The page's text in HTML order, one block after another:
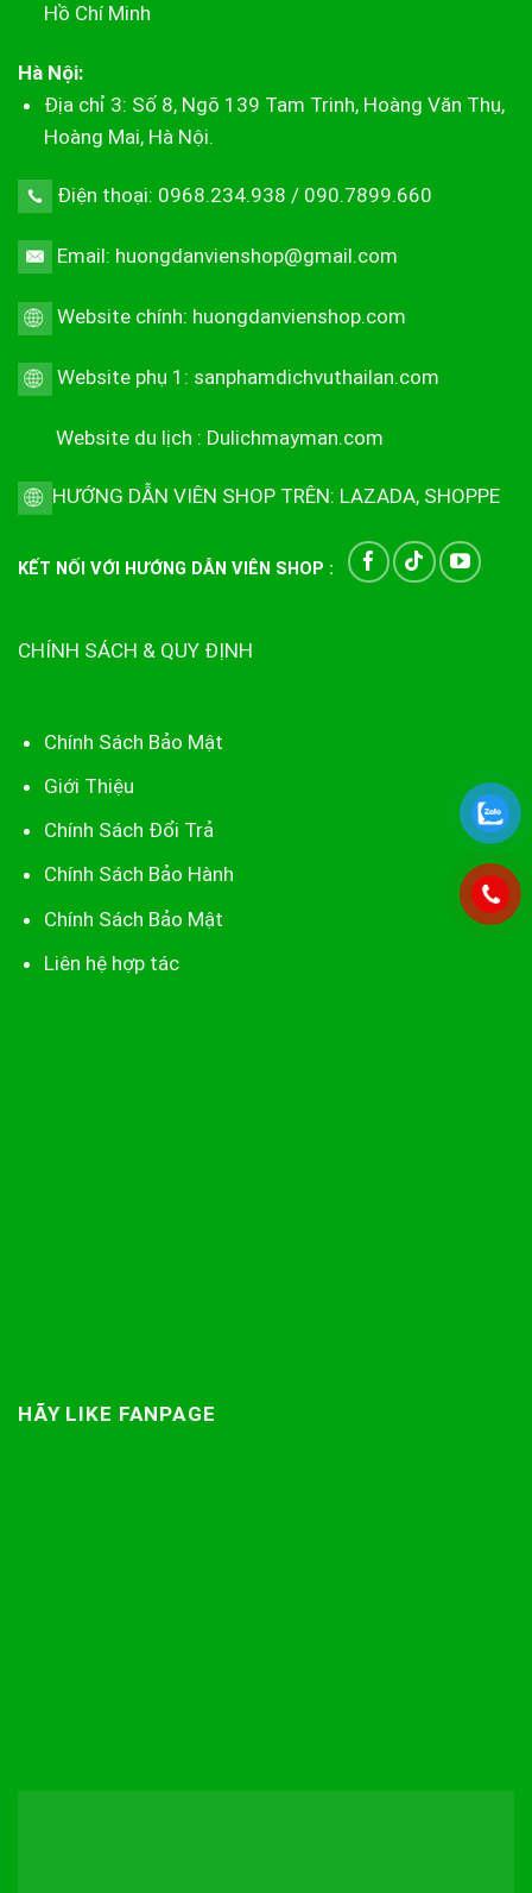
Hồ Chí Minh
Hà Nội:
Địa chỉ 3: Số 8, Ngõ 139 Tam Trinh, Hoàng Văn Thụ,
Hoàng Mai, Hà Nội.
Điện thoại: 0968.234.938 / 090.7899.660
Email: huongdanvienshop@gmail.com
Website chính: huongdanvienshop.com
Website phụ 1: sanphamdichvuthailan.com
Website du lịch : Dulichmayman.com
HƯỚNG DẪN VIÊN SHOP TRÊN: LAZADA, SHOPPE
KẾT NỐI VỚI HƯỚNG DẪN VIÊN SHOP :
CHÍNH SÁCH & QUY ĐỊNH
Chính Sách Bảo Mật
Giới Thiệu
Chính Sách Đổi Trả
Chính Sách Bảo Hành
Chính Sách Bảo Mật
Liên hệ hợp tác
HÃY LIKE FANPAGE